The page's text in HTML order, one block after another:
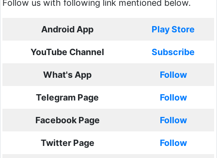
Follow us with following link mentioned below.
Android App Play Store
YouTube Channel Subscribe
What's App Follow
Telegram Page Follow
Facebook Page Follow
Twitter Page Follow